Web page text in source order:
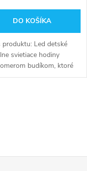
DO KOŠÍKA
produktu: Led detské
svietiace hodiny
budíkom, ktoré
farbu a očaria všetky